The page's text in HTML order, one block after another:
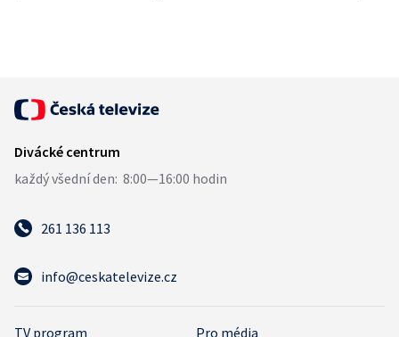
261 136 113
info@ceskatelevize.cz
TV program Pro média